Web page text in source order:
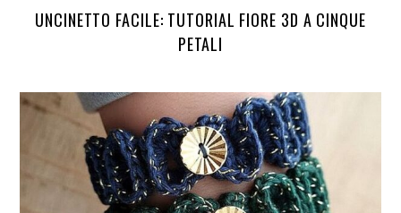
UNCINETTO FACILE: TUTORIAL FIORE 3D A CINQUE
PETALI